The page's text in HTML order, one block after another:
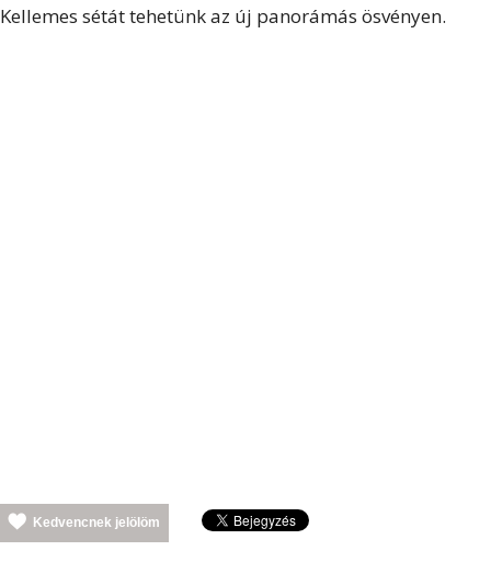
Kellemes sétát tehetünk az új panorámás ösvényen.
Kedvencnek jelölöm